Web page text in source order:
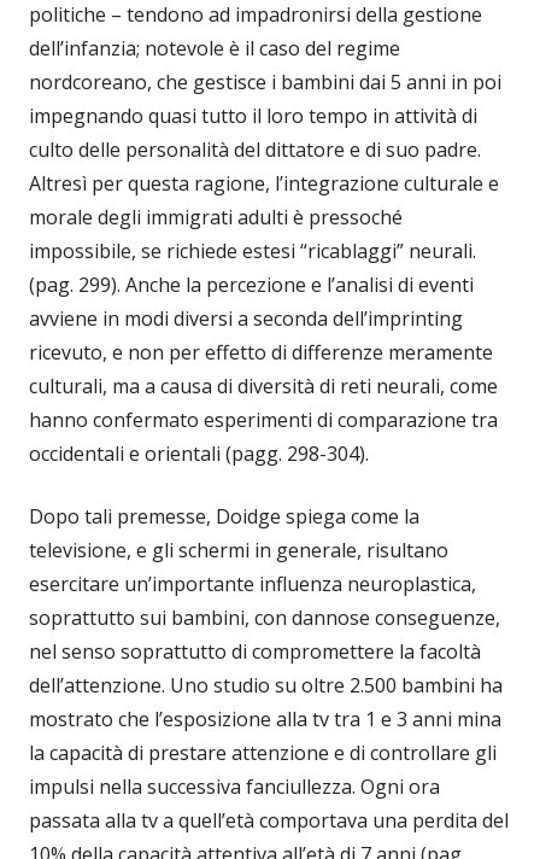
politiche – tendono ad impadronirsi della gestione
dell’infanzia; notevole è il caso del regime
nordcoreano, che gestisce i bambini dai 5 anni in poi
impegnando quasi tutto il loro tempo in attività di
culto delle personalità del dittatore e di suo padre.
Altresì per questa ragione, l’integrazione culturale e
morale degli immigrati adulti è pressoché
impossibile, se richiede estesi “ricablaggi” neurali.
(pag. 299). Anche la percezione e l’analisi di eventi
avviene in modi diversi a seconda dell’imprinting
ricevuto, e non per effetto di differenze meramente
culturali, ma a causa di diversità di reti neurali, come
hanno confermato esperimenti di comparazione tra
occidentali e orientali (pagg. 298-304).
Dopo tali premesse, Doidge spiega come la
televisione, e gli schermi in generale, risultano
esercitare un’importante influenza neuroplastica,
soprattutto sui bambini, con dannose conseguenze,
nel senso soprattutto di compromettere la facoltà
dell’attenzione. Uno studio su oltre 2.500 bambini ha
mostrato che l’esposizione alla tv tra 1 e 3 anni mina
la capacità di prestare attenzione e di controllare gli
impulsi nella successiva fanciullezza. Ogni ora
passata alla tv a quell’età comportava una perdita del